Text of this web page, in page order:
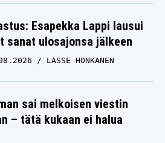
todellisella floppikuskilla
FORMULA 1
22.07.2026
LASSE HONKANEN
Rajua tekstiä: Kimi
Räikkönen menetti F1:n
maailmanmestaruuden
yhden ratkaisun vuoksi
Esapekka Lappi lausui
sanat ulosajonsa jälkeen
LASSE HONKANEN
sai melkoisen viestin
– tätä kukaan ei halua